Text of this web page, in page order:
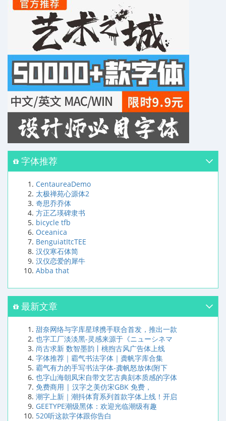
字体推荐
CentaureaDemo
太极禅苑心源体2
奇思乔乔体
方正乙瑛碑隶书
bicycle tfb
Oceanica
BenguiatItcTEE
汉仪寒石体简
汉仪恋爱的犀牛
Abba that
最新文章
甜奈网络与字库星球携手联合首发，推出一款
也字工厂淡淡黑-灵感来源于《ニューシネマ
尚古求新 数智墨韵丨桃煦古风广告体上线
字体推荐｜霸气书法字体｜龚帆字库合集
霸气有力的手写书法字体-龚帆怒放体(附下
也字山海朝凤宋自带文艺古典刻本质感的字体
免费商用 | 汉字之美仿宋GBK 免费，
潮字上新｜潮抖体育系列首款字体上线！开启
GEETYPE潮级黑体：欢迎光临潮级有趣
520听这款字体跟你告白